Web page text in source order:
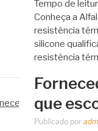
Tempo de
Conheça a
resistência
silicone
resistência
que
Publicado por